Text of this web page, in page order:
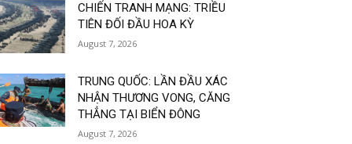
CHIẾN TRANH MẠNG: TRIỀU
TIÊN ĐỐI ĐẦU HOA KỲ
August 7, 2026
TRUNG QUỐC: LẦN ĐẦU XÁC
NHẬN THƯƠNG VONG, CĂNG
THẲNG TẠI BIỂN ĐÔNG
August 7, 2026